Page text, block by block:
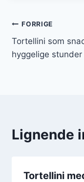
FORRIGE
Tortellini som
hyggelige stunder
Lignende
Tortellini